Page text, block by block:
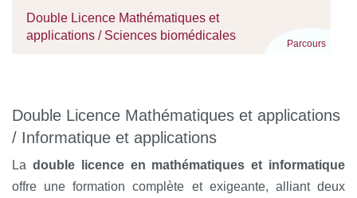
Double Licence Mathématiques et
applications / Sciences biomédicales
Parcours
Double Licence Mathématiques et applications
/ Informatique et applications
La double licence en mathématiques et informatique
offre une formation complète et exigeante, alliant deux